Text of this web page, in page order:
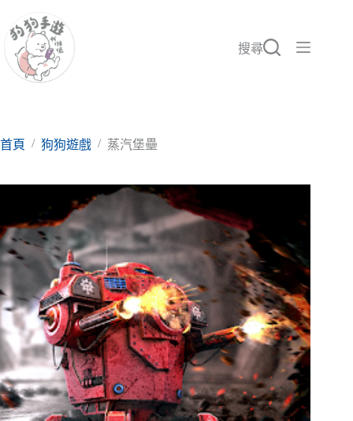
至
要
搜尋
首頁 / 狗狗遊戲 / 蒸汽堡壘